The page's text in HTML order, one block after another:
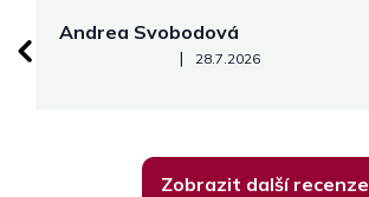
Andrea Svobodová
Hodnocení obchodu je 5 z 5 hvězdiček.
| 28.7.2026
Zobrazit další recenze